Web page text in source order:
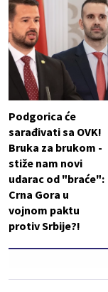
Podgorica će
sarađivati sa OVK!
Bruka za brukom -
stiže nam novi
udarac od "braće":
Crna Gora u
vojnom paktu
protiv Srbije?!